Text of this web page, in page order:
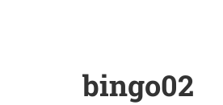
bingo02